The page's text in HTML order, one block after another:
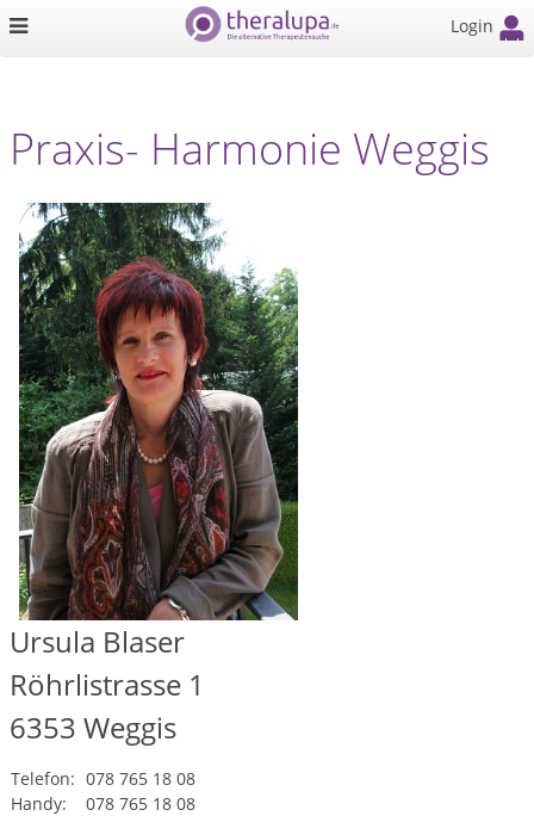
Login
Praxis- Harmonie Weggis
Ursula Blaser
Röhrlistrasse 1
6353 Weggis
Telefon: 078 765 18 08
Handy:
078 765 18 08